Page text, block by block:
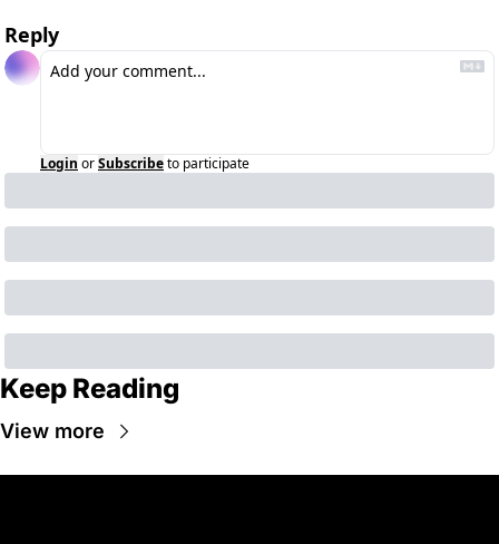
Reply
Login orSubscribeto participate
Keep Reading
View more